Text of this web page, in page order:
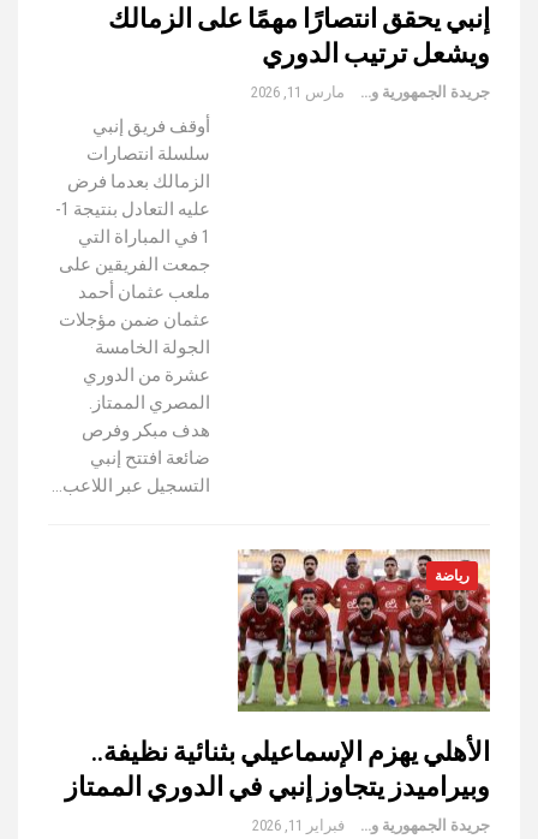
إنبي يحقق انتصارًا مهمًا على الزمالك
ويشعل ترتيب الدوري
جريدة الجمهورية والعالم مارس 11, 2026
أوقف فريق إنبي
سلسلة انتصارات
الزمالك بعدما فرض
عليه التعادل بنتيجة 1-
1 في المباراة التي
جمعت الفريقين على
ملعب عثمان أحمد
عثمان ضمن مؤجلات
الجولة الخامسة
عشرة من الدوري
المصري الممتاز.
هدف مبكر وفرص
ضائعة افتتح إنبي
التسجيل عبر اللاعب…
رياضة
الأهلي يهزم الإسماعيلي بثنائية نظيفة..
وبيراميدز يتجاوز إنبي في الدوري الممتاز
جريدة الجمهورية والعالم فبراير 11, 2026